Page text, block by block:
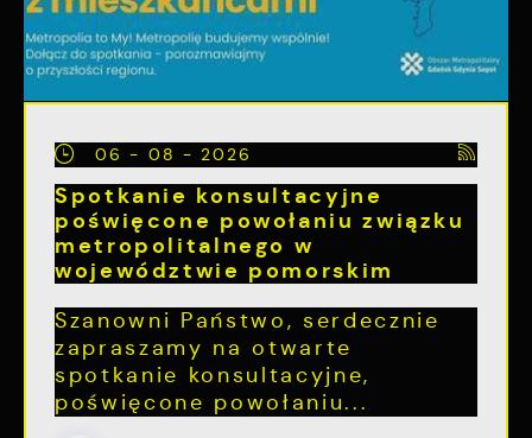
06 - 08 - 2026
Spotkanie konsultacyjne
poświęcone powołaniu związku
metropolitalnego w
województwie pomorskim
Szanowni Państwo, serdecznie
zapraszamy na otwarte
spotkanie konsultacyjne,
poświęcone powołaniu...